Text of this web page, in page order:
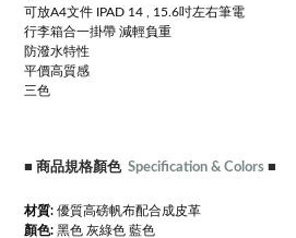
可放A4文件 IPAD 14 , 15.6吋左右筆電
行李箱合一掛帶 減輕負重
防潑水特性
平價高質感
三色
■ 商品規格顏色 Specification & Colors ■
材質: 優質高磅帆布配合成皮革
顏色: 黑色 灰綠色 藍色